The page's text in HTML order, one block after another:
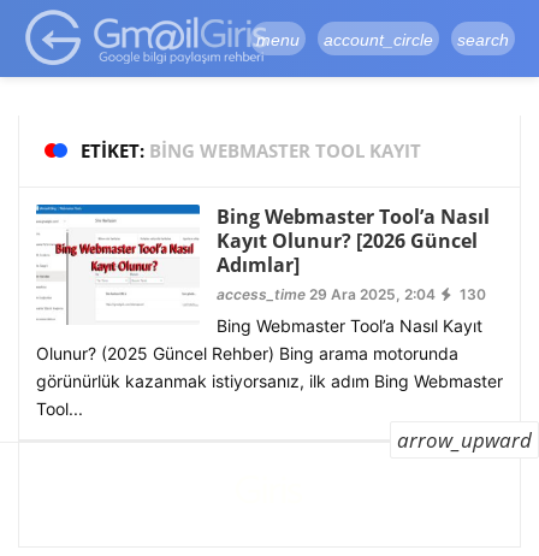
google-site-
verification=vqSI0upH550kabR5X8xpjMYieaXmuBueYgCJBW3uetM
menu account_circle search
ETIKET: BING WEBMASTER TOOL KAYIT
Bing Webmaster Tool’a Nasıl
Kayıt Olunur? [2026 Güncel
Adımlar]
access_time29 Ara 2025, 2:04 130
Bing Webmaster Tool’a Nasıl Kayıt
Olunur? (2025 Güncel Rehber) Bing arama motorunda
görünürlük kazanmak istiyorsanız, ilk adım Bing Webmaster
Tool...
arrow_upward